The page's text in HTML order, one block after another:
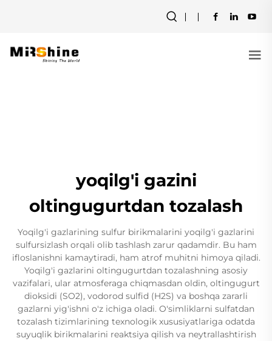
yoqilg'i gazini
oltingugurtdan tozalash
Yoqilg'i gazlarining sulfur birikmalarini yoqilg'i gazlarini
sulfursizlash orqali olib tashlash zarur qadamdir. Bu ham
ifloslanishni kamaytiradi, ham atrof muhitni himoya qiladi.
Yoqilg'i gazlarini oltingugurtdan tozalashning asosiy
vazifalari, ular atmosferaga chiqmasdan oldin, oltingugurt
dioksidi (SO2), vodorod sulfid (H2S) va boshqa zararli
gazlarni yig'ishni o'z ichiga oladi. O'simliklarni sulfatdan
tozalash tizimlarining texnologik xususiyatlariga odatda
suyuqlik birikmalarini reaktsiya qilish va neytrallashtirish